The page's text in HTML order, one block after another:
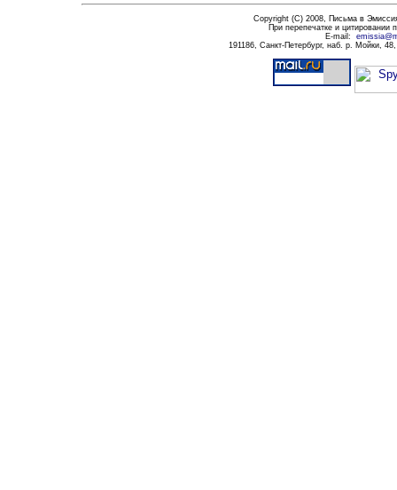
Copyright (C) 2008, Письма в Э
При перепечатке и цитировании
E-mail:
191186, Санкт-Петербург, наб. р. Мойки,